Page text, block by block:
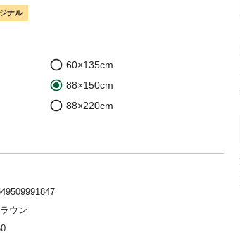
ナル
60×135cm
88×150cm
88×220cm
ウン